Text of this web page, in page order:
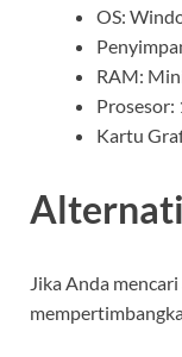
OS:
RAM:
Prosesor:
Kartu
Jika Anda